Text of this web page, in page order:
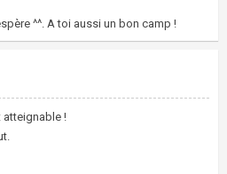
^^. A toi aussi un bon camp !
atteignable !